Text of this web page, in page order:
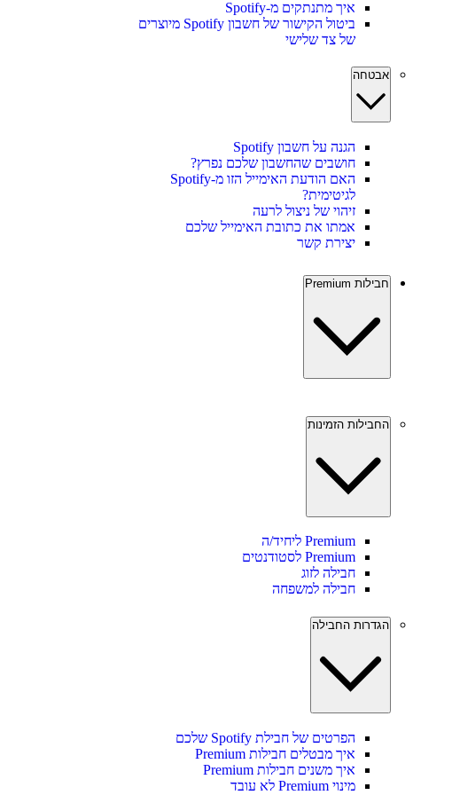
איך מתנתקים מ-Spotify
ביטול הקישור של חשבון Spotify מיוצרים
של צד שלישי
אבטחה
הגנה על חשבון Spotify
חושבים שהחשבון שלכם נפרץ?
האם הודעת האימייל הזו מ-Spotify
לגיטימית?
זיהוי של ניצול לרעה
אמתו את כתובת האימייל שלכם
יצירת קשר
חבילות Premium‏
החבילות הזמינות
Premium ליחיד/ה
Premium לסטודנטים
חבילה לזוג
חבילה למשפחה
הגדרות החבילה
הפרטים של חבילת Spotify שלכם
איך מבטלים חבילות Premium
איך משנים חבילות Premium
מינוי Premium לא עובד